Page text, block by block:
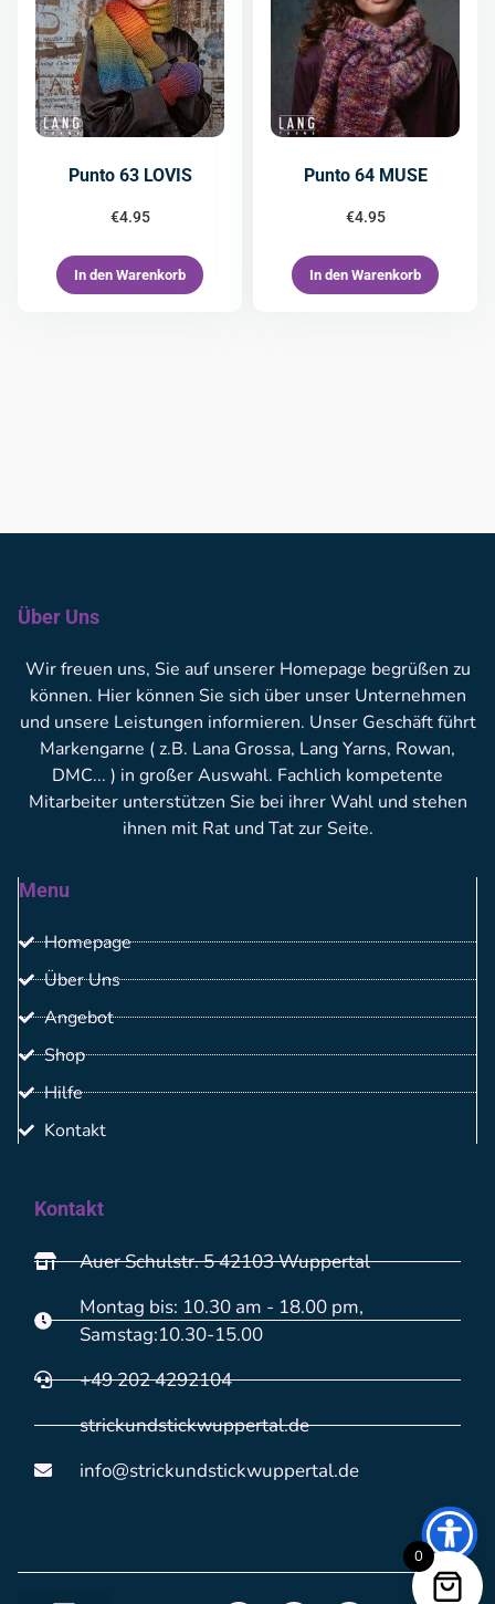
Punto 63 LOVIS
€4.95
In den Warenkorb
Punto 64 MUSE
€4.95
In den Warenkorb
Über Uns
Wir freuen uns, Sie auf unserer Homepage begrüßen zu
können. Hier können Sie sich über unser Unternehmen
und unsere Leistungen informieren. Unser Geschäft führt
Markengarne ( z.B. Lana Grossa, Lang Yarns, Rowan,
DMC... ) in großer Auswahl. Fachlich kompetente
Mitarbeiter unterstützen Sie bei ihrer Wahl und stehen
ihnen mit Rat und Tat zur Seite.
Menu
Homepage
Über Uns
Angebot
Shop
Hilfe
Kontakt
Kontakt
Auer Schulstr. 5 42103 Wuppertal
Montag bis: 10.30 am - 18.00 pm,
Samstag:10.30-15.00
+49 202 4292104
strickundstickwuppertal.de
info@strickundstickwuppertal.de
0